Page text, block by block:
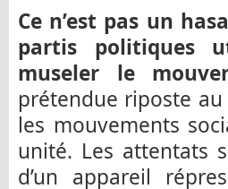
Ce n’est pas un
partis politiques
museler le
prétendue riposte
les mouvements
unité. Les attentats
d’un appareil